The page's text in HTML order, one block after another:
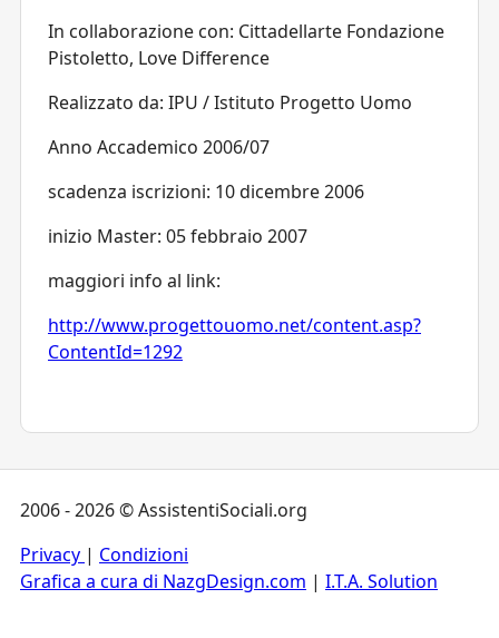
In collaborazione con: Cittadellarte Fondazione
Pistoletto, Love Difference
Realizzato da: IPU / Istituto Progetto Uomo
Anno Accademico 2006/07
scadenza iscrizioni: 10 dicembre 2006
inizio Master: 05 febbraio 2007
maggiori info al link:
http://www.progettouomo.net/content.asp?
ContentId=1292
2006 - 2026 © AssistentiSociali.org
Privacy | Condizioni
Grafica a cura di NazgDesign.com | I.T.A. Solution